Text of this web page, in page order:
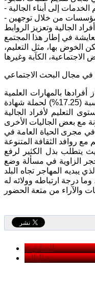
الخوض بها، مثل التعليم،
بالمهارات العلمية
والثقافية. حيث بلغت أعلى نسبة (48.25%) لحملة الشهادة الجامعية، وتلتها نسبة (25.76%) لحملة الدراسات العليا، وتلتها نسبة (17.25%) لحملة شهادة
التعليم لأفراد الجالية
في مجرى الحياة العامة في
يتطلب بذل الكثير لرفع
حجر الزاوية في مسألة وضع
يبديه المهاجر تجاه البلد
< السابق
التالي >